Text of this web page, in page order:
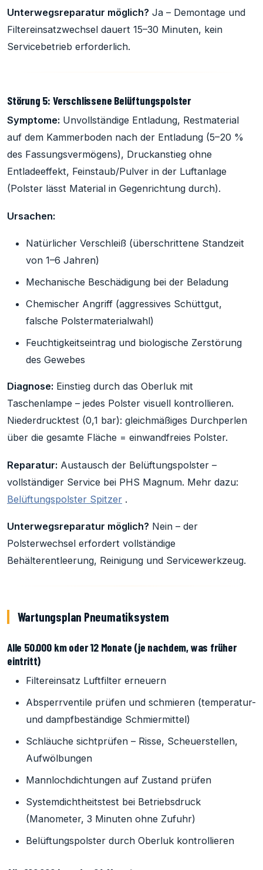
Unterwegsreparatur möglich? Ja – Demontage und
Filtereinsatzwechsel dauert 15–30 Minuten, kein
Servicebetrieb erforderlich.
Störung 5: Verschlissene Belüftungspolster
Symptome: Unvollständige Entladung, Restmaterial
auf dem Kammerboden nach der Entladung (5–20 %
des Fassungsvermögens), Druckanstieg ohne
Entladeeffekt, Feinstaub/Pulver in der Luftanlage
(Polster lässt Material in Gegenrichtung durch).
Ursachen:
Natürlicher Verschleiß (überschrittene Standzeit
von 1–6 Jahren)
Mechanische Beschädigung bei der Beladung
Chemischer Angriff (aggressives Schüttgut,
falsche Polstermaterialwahl)
Feuchtigkeitseintrag und biologische Zerstörung
des Gewebes
Diagnose: Einstieg durch das Oberluk mit
Taschenlampe – jedes Polster visuell kontrollieren.
Niederdrucktest (0,1 bar): gleichmäßiges Durchperlen
über die gesamte Fläche = einwandfreies Polster.
Reparatur: Austausch der Belüftungspolster –
vollständiger Service bei PHS Magnum. Mehr dazu:
Belüftungspolster Spitzer .
Unterwegsreparatur möglich? Nein – der
Polsterwechsel erfordert vollständige
Behälterentleerung, Reinigung und Servicewerkzeug.
Wartungsplan Pneumatiksystem
Alle 50.000 km oder 12 Monate (je nachdem, was früher
eintritt)
Filtereinsatz Luftfilter erneuern
Absperrventile prüfen und schmieren (temperatur-
und dampfbeständige Schmiermittel)
Schläuche sichtprüfen – Risse, Scheuerstellen,
Aufwölbungen
Mannlochdichtungen auf Zustand prüfen
Systemdichtheitstest bei Betriebsdruck
(Manometer, 3 Minuten ohne Zufuhr)
Belüftungspolster durch Oberluk kontrollieren